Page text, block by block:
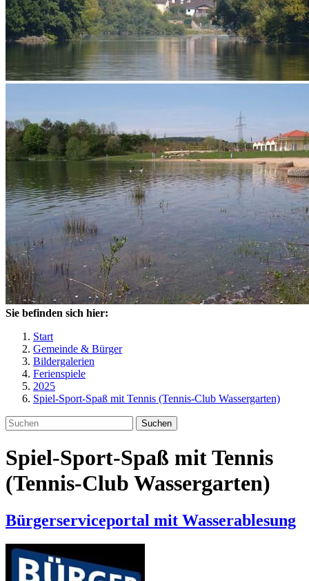
Sie befinden sich hier:
Start
Gemeinde & Bürger
Bildergalerien
Ferienspiele
2025
Spiel-Sport-Spaß mit Tennis (Tennis-Club Wassergarten)
Suchen
Spiel-Sport-Spaß mit Tennis
(Tennis-Club Wassergarten)
Bürgerserviceportal mit Wasserablesung